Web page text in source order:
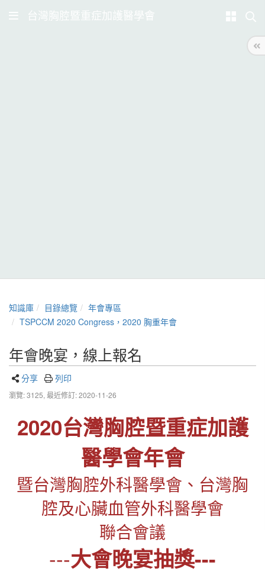
台灣胸腔暨重症加護醫學會
知識庫 目錄總覽
年會專區
TSPCCM 2020 Congress，2020 胸重年會
年會晚宴，線上報名
分享 列印
瀏覽: 3125, 最近修訂: 2020-11-26
2020台灣胸腔暨重症加護
醫學會年會
暨台灣胸腔外科醫學會、台灣胸
腔及心臟血管外科醫學會
聯合會議
---大會晚宴抽獎---